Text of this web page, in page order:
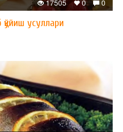
0
0
17505
усуллари